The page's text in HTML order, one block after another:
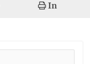
In